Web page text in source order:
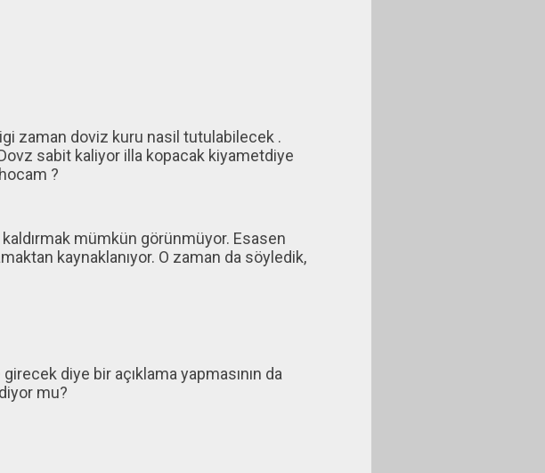
zaman doviz kuru nasil tutulabilecek .
sabit kaliyor illa kopacak kiyametdiye
?
mümkün görünmüyor. Esasen
kaynaklanıyor. O zaman da söyledik,
diye bir açıklama yapmasının da
mu?